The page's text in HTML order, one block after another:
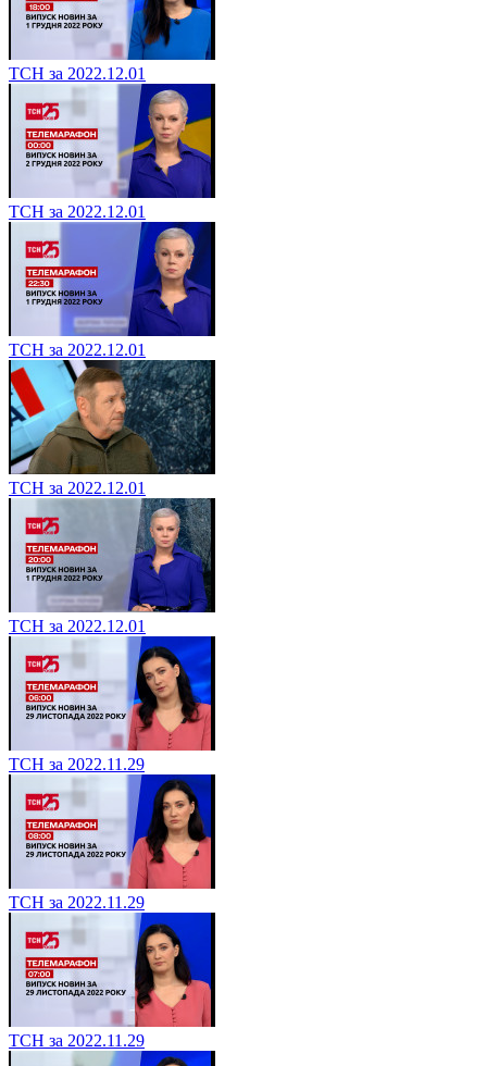
ТСН за 2022.12.01
ТСН за 2022.12.01
ТСН за 2022.12.01
ТСН за 2022.12.01
ТСН за 2022.12.01
ТСН за 2022.11.29
ТСН за 2022.11.29
ТСН за 2022.11.29